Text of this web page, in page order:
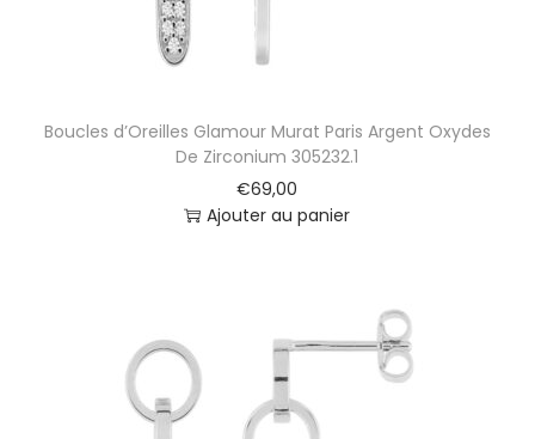
Boucles d’Oreilles Glamour Murat Paris Argent Oxydes
De Zirconium 305232.1
€69,00
Ajouter au panier